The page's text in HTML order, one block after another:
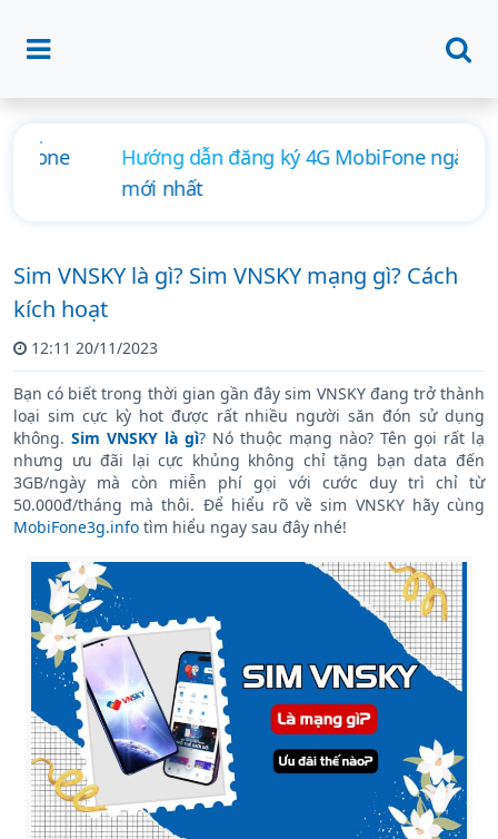
Hướng dẫn đăng ký 4G MobiFone ngày, tháng
mới nhất
Sim VNSKY là gì? Sim VNSKY mạng gì? Cách
kích hoạt
12:11 20/11/2023
Bạn có biết trong thời gian gần đây sim VNSKY đang trở thành
loại sim cực kỳ hot được rất nhiều người săn đón sử dụng
không. Sim VNSKY là gì? Nó thuộc mạng nào? Tên gọi rất lạ
nhưng ưu đãi lại cực khủng không chỉ tặng bạn data đến
3GB/ngày mà còn miễn phí gọi với cước duy trì chỉ từ
50.000đ/tháng mà thôi. Để hiểu rõ về sim VNSKY hãy cùng
MobiFone3g.info tìm hiểu ngay sau đây nhé!